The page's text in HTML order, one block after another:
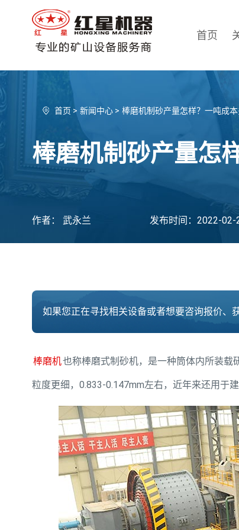
首页
首页> 新闻中心 > 棒磨机制砂产量怎样？一吨成本
棒磨机制砂产量怎
作者： 武永兰 发布时间：2022-02-
如果您正在寻找相关设备或者想要咨询报价、
棒磨机也称棒磨式制砂机，是一种筒体内所装载
粒度更细，0.833-0.147mm左右，近年来还用于